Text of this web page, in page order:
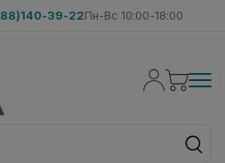
39-22Пн-Вс 10:00-18:00